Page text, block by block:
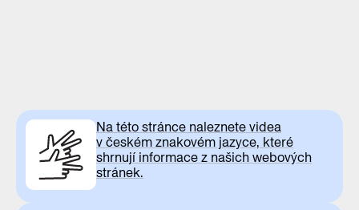
Na této stránce naleznete videa
v českém znakovém jazyce, které
shrnují informace z našich webových
stránek.